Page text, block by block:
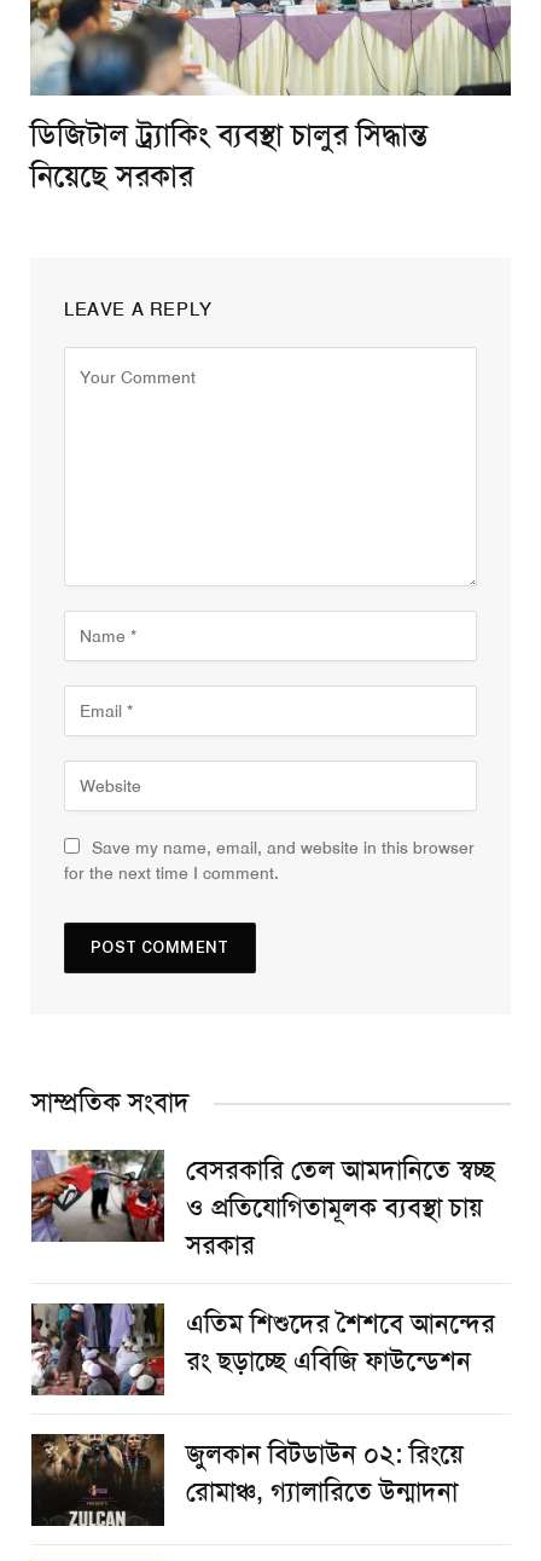
ডিজিটাল ট্র্যাকিং ব্যবস্থা চালুর সিদ্ধান্ত
নিয়েছে সরকার
LEAVE A REPLY
Save my name, email, and website in this browser
for the next time I comment.
সাম্প্রতিক সংবাদ
বেসরকারি তেল আমদানিতে স্বচ্ছ
ও প্রতিযোগিতামূলক ব্যবস্থা চায়
সরকার
এতিম শিশুদের শৈশবে আনন্দের
রং ছড়াচ্ছে এবিজি ফাউন্ডেশন
জুলকান বিটডাউন ০২: রিংয়ে
রোমাঞ্চ, গ্যালারিতে উন্মাদনা